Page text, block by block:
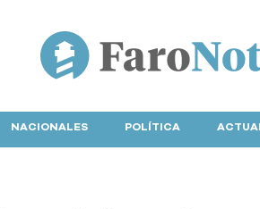
NACIONALES POLÍTICA